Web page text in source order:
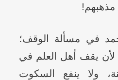
في مسألة الوقف؛
لأن يقف أهل العلم في
ولا ينفع السكوت